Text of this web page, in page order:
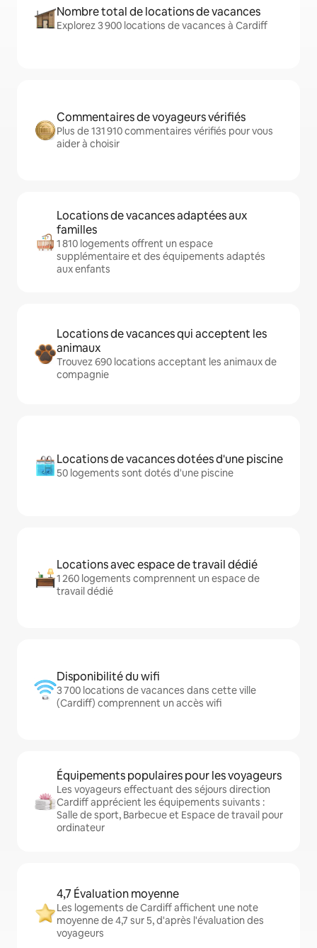
Nombre total de locations de vacances
Explorez 3 900 locations de vacances à Cardiff
Commentaires de voyageurs vérifiés
Plus de 131 910 commentaires vérifiés pour vous
aider à choisir
Locations de vacances adaptées aux
familles
1 810 logements offrent un espace
supplémentaire et des équipements adaptés
aux enfants
Locations de vacances qui acceptent les
animaux
Trouvez 690 locations acceptant les animaux de
compagnie
Locations de vacances dotées d'une piscine
50 logements sont dotés d'une piscine
Locations avec espace de travail dédié
1 260 logements comprennent un espace de
travail dédié
Disponibilité du wifi
3 700 locations de vacances dans cette ville
(Cardiff) comprennent un accès wifi
Équipements populaires pour les voyageurs
Les voyageurs effectuant des séjours direction
Cardiff apprécient les équipements suivants :
Salle de sport, Barbecue et Espace de travail pour
ordinateur
4,7 Évaluation moyenne
Les logements de Cardiff affichent une note
moyenne de 4,7 sur 5, d'après l'évaluation des
voyageurs